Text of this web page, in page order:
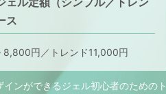
ス
8,800円／トレンド11,000円
ンができるジェル初心者のためのト